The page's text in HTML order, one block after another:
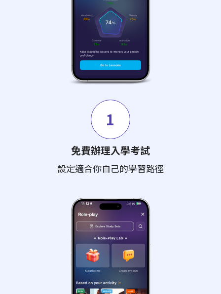
1
免費辦理入學考試
設定適合你自己的學習路徑